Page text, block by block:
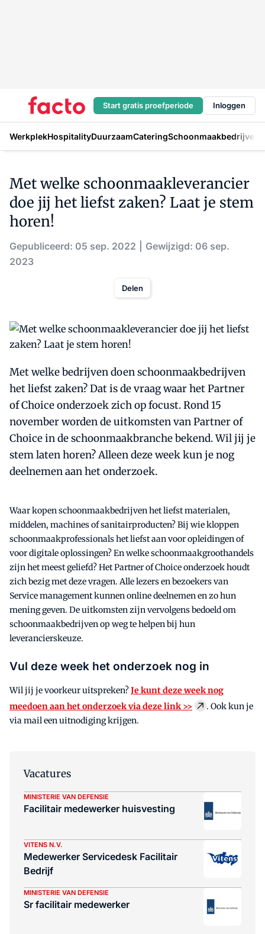
Start gratis proefperiode Inloggen
WerkplekHospitalityDuurzaamCateringSchoonmaakbedrijven
Met welke schoonmaakleverancier
doe jij het liefst zaken? Laat je stem
horen!
Gepubliceerd: 05 sep. 2022
Gewijzigd: 06 sep.
2023
Delen
Met welke bedrijven doen schoonmaakbedrijven
het liefst zaken? Dat is de vraag waar het Partner
of Choice onderzoek zich op focust. Rond 15
november worden de uitkomsten van Partner of
Choice in de schoonmaakbranche bekend. Wil jij je
stem laten horen? Alleen deze week kun je nog
deelnemen aan het onderzoek.
Waar kopen schoonmaakbedrijven het liefst materialen,
middelen, machines of sanitairproducten? Bij wie kloppen
schoonmaakprofessionals het liefst aan voor opleidingen of
voor digitale oplossingen? En welke schoonmaakgroothandels
zijn het meest geliefd? Het Partner of Choice onderzoek houdt
zich bezig met deze vragen. Alle lezers en bezoekers van
Service management kunnen online deelnemen en zo hun
mening geven. De uitkomsten zijn vervolgens bedoeld om
schoonmaakbedrijven op weg te helpen bij hun
leverancierskeuze.
Vul deze week het onderzoek nog in
Wil jij je voorkeur uitspreken?Je kunt deze week nog
meedoen aan het onderzoek via deze link >>
. Ook kun je
via mail een uitnodiging krijgen.
Vacatures
MINISTERIE VAN DEFENSIE
Facilitair medewerker huisvesting
VITENS N.V.
Medewerker Servicedesk Facilitair
Bedrijf
MINISTERIE VAN DEFENSIE
Sr facilitair medewerker